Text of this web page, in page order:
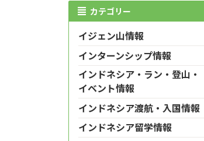
カテゴリー
イジェン山情報
インターンシップ情報
インドネシア・ラン・登山・
イベント情報
インドネシア渡航・入国情報
インドネシア留学情報